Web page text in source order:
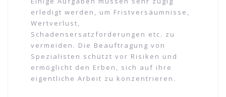
erledigt werden, um Fristversäumnisse,
Wertverlust,
Schadensersatzforderungen etc. zu
vermeiden. Die Beauftragung von
Spezialisten schützt vor Risiken und
ermöglicht den Erben, sich auf ihre
eigentliche Arbeit zu konzentrieren.